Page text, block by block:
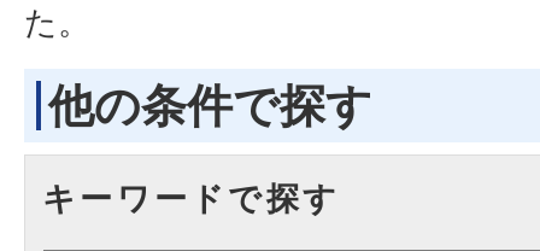
た。
他の条件で探す
キーワードで探す